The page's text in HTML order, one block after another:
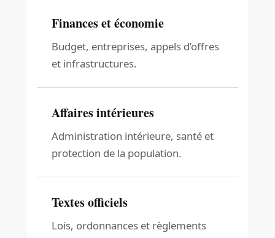
Finances et économie
Budget, entreprises, appels d’offres
et infrastructures.
Affaires intérieures
Administration intérieure, santé et
protection de la population.
Textes officiels
Lois, ordonnances et règlements